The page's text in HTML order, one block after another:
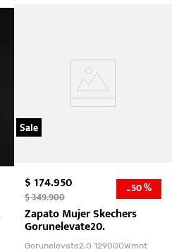
Sale
$174.950
$349.900 -50 %
Zapato Mujer Skechers
Gorunelevate20.
Gorunelevate2.0 129000Wmnt